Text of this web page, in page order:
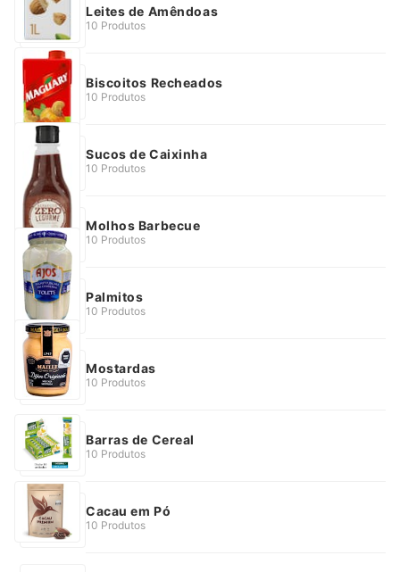
Leites de Amêndoas
10 Produtos
Biscoitos Recheados
10 Produtos
Sucos de Caixinha
10 Produtos
Molhos Barbecue
10 Produtos
Palmitos
10 Produtos
Mostardas
10 Produtos
Barras de Cereal
10 Produtos
Cacau em Pó
10 Produtos